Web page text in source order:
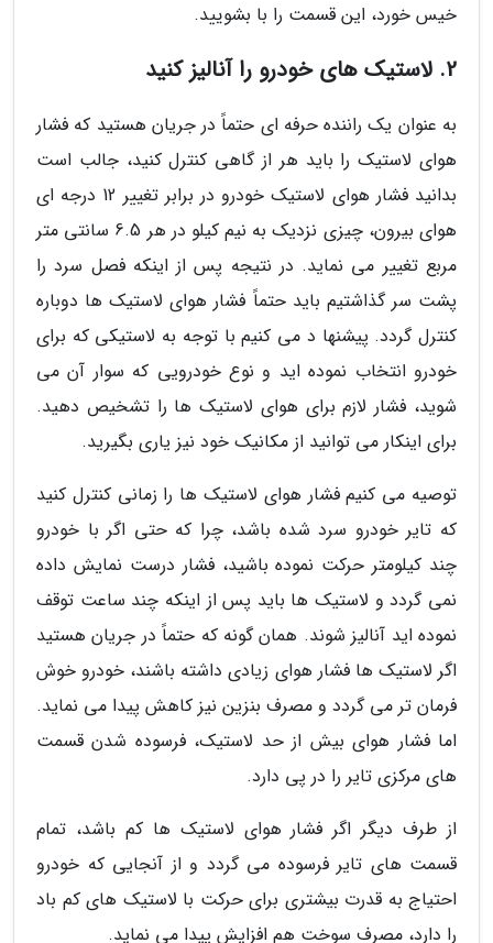
خیس خورد، این قسمت را با بشویید.
2. لاستیک های خودرو را آنالیز کنید
به عنوان یک راننده حرفه ای حتماً در جریان هستید که فشار
هوای لاستیک را باید هر از گاهی کنترل کنید، جالب است
بدانید فشار هوای لاستیک خودرو در برابر تغییر 12 درجه ای
هوای بیرون، چیزی نزدیک به نیم کیلو در هر 6.5 سانتی متر
مربع تغییر می نماید. در نتیجه پس از اینکه فصل سرد را
پشت سر گذاشتیم باید حتماً فشار هوای لاستیک ها دوباره
کنترل گردد. پیشنها د می کنیم با توجه به لاستیکی که برای
خودرو انتخاب نموده اید و نوع خودرویی که سوار آن می
شوید، فشار لازم برای هوای لاستیک ها را تشخیص دهید.
برای اینکار می توانید از مکانیک خود نیز یاری بگیرید.
توصیه می کنیم فشار هوای لاستیک ها را زمانی کنترل کنید
که تایر خودرو سرد شده باشد، چرا که حتی اگر با خودرو
چند کیلومتر حرکت نموده باشید، فشار درست نمایش داده
نمی گردد و لاستیک ها باید پس از اینکه چند ساعت توقف
نموده اید آنالیز شوند. همان گونه که حتماً در جریان هستید
اگر لاستیک ها فشار هوای زیادی داشته باشند، خودرو خوش
فرمان تر می گردد و مصرف بنزین نیز کاهش پیدا می نماید.
اما فشار هوای بیش از حد لاستیک، فرسوده شدن قسمت
های مرکزی تایر را در پی دارد.
از طرف دیگر اگر فشار هوای لاستیک ها کم باشد، تمام
قسمت های تایر فرسوده می گردد و از آنجایی که خودرو
احتیاج به قدرت بیشتری برای حرکت با لاستیک های کم باد
را دارد، مصرف سوخت هم افزایش پیدا می نماید.